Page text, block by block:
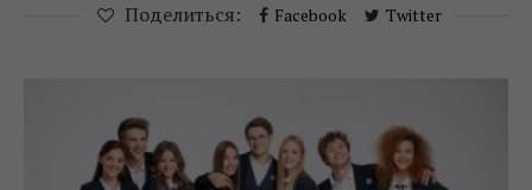
Поделиться: Facebook Twitter